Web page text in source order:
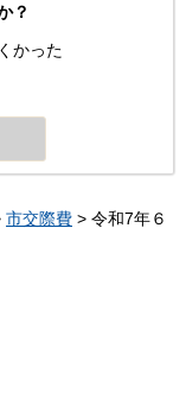
？
かった
市交際費 > 令和7年６